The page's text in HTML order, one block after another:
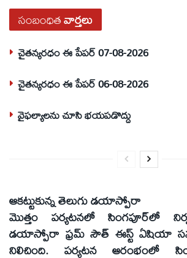
సంబంధితవార్తలు
చైతన్యరధం ఈ పేపర్ 07-08-2026
చైతన్యరధం ఈ పేపర్ 06-08-2026
వైఫల్యాలను చూసి భయపడొద్దు
ఆకట్టుకున్న తెలుగు డయాస్పోరా
మొత్తం పర్యటనలో సింగపూర్‌లో
డయాస్పోరా ఫ్రమ్‌ సౌత్‌ ఈస్ట్‌ ఏషియా
నిలిచింది. పర్యటన ఆరంభంలో